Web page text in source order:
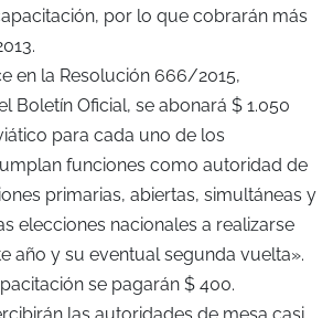
por lo que cobrarán más
en la Resolución 666/2015,
Boletín Oficial, se abonará $ 1.050
para cada uno de los
funciones como autoridad de
primarias, abiertas, simultáneas y
elecciones nacionales a realizarse
año y su eventual segunda vuelta».
se pagarán $ 400.